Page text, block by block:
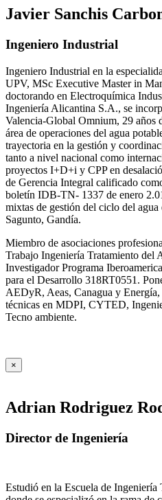
Javier Sanchis
Ingeniero Industrial
Ingeniero Industrial en la
UPV, MSc Executive Master in
doctorando en Electroquímica
Ingeniería Alicantina S.A., se
Valencia-Global Omnium, 29 años
área de operaciones del agua
trayectoria en la gestión y
tanto a nivel nacional como
proyectos I+D+i y CPP en
de Gerencia Integral calificado
boletín IDB-TN- 1337 de enero
mixtas de gestión del ciclo del
Sagunto, Gandía.
Miembro de asociaciones
Trabajo Ingeniería Tratamiento del
Investigador Programa
para el Desarrollo 318RT0551.
AEDyR, Aeas, Canagua y
técnicas en MDPI, CYTED,
Tecno ambiente.
×
Adrian Rodriguez
Director de Ingeniería
Estudió en la Escuela de